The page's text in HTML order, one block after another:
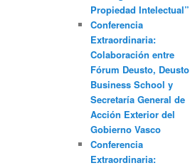
Propiedad Intelectual”
Conferencia
Extraordinaria:
Colaboración entre
Fórum Deusto, Deusto
Business School y
Secretaría General de
Acción Exterior del
Gobierno Vasco
Conferencia
Extraordinaria: